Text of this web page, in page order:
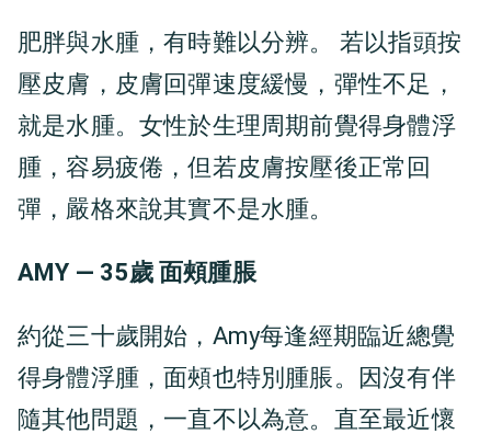
肥胖與水腫，有時難以分辨。 若以指頭按
壓皮膚，皮膚回彈速度緩慢，彈性不足，
就是水腫。女性於生理周期前覺得身體浮
腫，容易疲倦，但若皮膚按壓後正常回
彈，嚴格來說其實不是水腫。
AMY — 35歲 面頰腫脹
約從三十歲開始，Amy每逢經期臨近總覺
得身體浮腫，面頰也特別腫脹。因沒有伴
隨其他問題，一直不以為意。直至最近懷